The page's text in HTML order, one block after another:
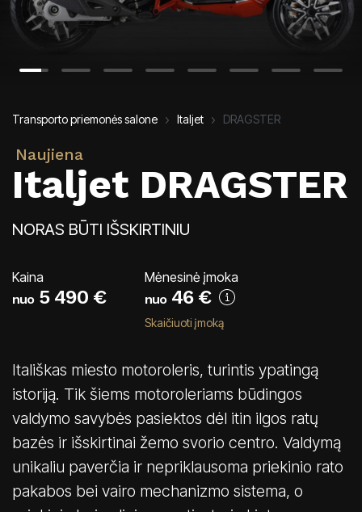
Transporto priemonės salone Italjet DRAGSTER
Naujiena
Italjet DRAGSTER
NORAS BŪTI IŠSKIRTINIU
Kaina
nuo5 490 €
Mėnesinė įmoka
nuo 46€
Skaičiuoti įmoką
Itališkas miesto motoroleris, turintis ypatingą
istoriją. Tik šiems motoroleriams būdingos
valdymo savybės pasiektos dėl itin ilgos ratų
bazės ir išskirtinai žemo svorio centro. Valdymą
unikaliu paverčia ir nepriklausoma priekinio rato
pakabos bei vairo mechanizmo sistema, o